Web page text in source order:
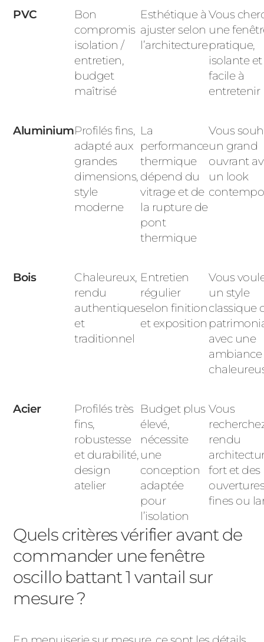
PVC
Bon
compromis
isolation /
entretien,
budget
maîtrisé
Esthétique à
ajuster selon
l’architecture
Vous
une
pratique,
isolante et
facile à
entretenir
AluminiumProfilés fins,
adapté aux
grandes
dimensions,
style
moderne
La
performance
thermique
dépend du
vitrage et de
la rupture de
pont
thermique
Vous
un grand
ouvrant
un look
Bois
Chaleureux,
rendu
authentique
et
traditionnel
Entretien
régulier
selon finition
et exposition
Vous
un style
classique
avec une
ambiance
Acier
Profilés très
fins,
robustesse
et durabilité,
design
atelier
Budget plus
élevé,
nécessite
une
conception
adaptée
pour
l’isolation
Vous
rendu
fort et des
fines ou
Quels critères vérifier avant de
commander une fenêtre
oscillo battant 1 vantail sur
mesure ?